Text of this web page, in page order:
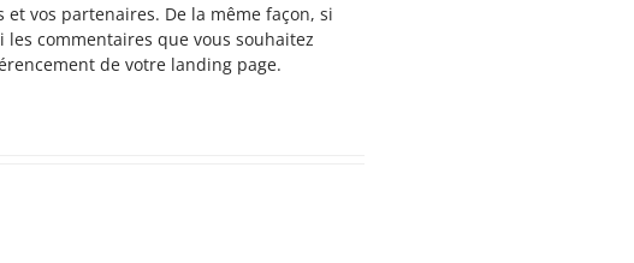
vos partenaires. De la même façon, si
commentaires que vous souhaitez
de votre landing page.